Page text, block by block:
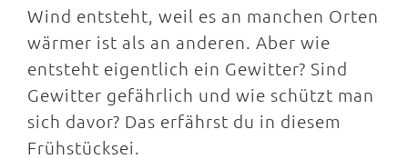
Wind entsteht, weil es an manchen Orten
wärmer ist als an anderen. Aber wie
entsteht eigentlich ein Gewitter? Sind
Gewitter gefährlich und wie schützt man
sich davor? Das erfährst du in diesem
Frühstücksei.